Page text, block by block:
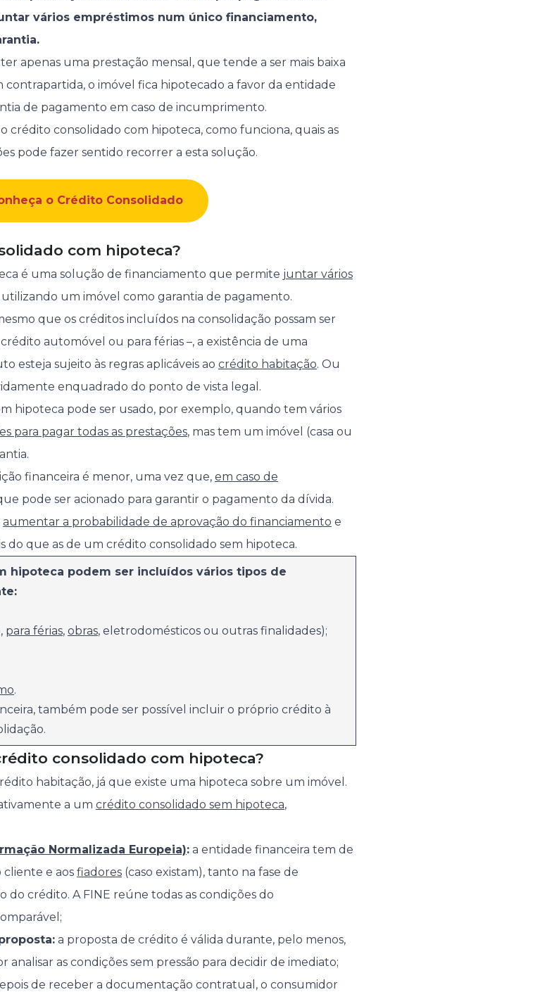
vários empréstimos num único financiamento,
apenas uma prestação mensal, que tende a ser mais baixa
contrapartida, o imóvel fica hipotecado a favor da entidade
de pagamento em caso de incumprimento.
crédito consolidado com hipoteca, como funciona, quais as
pode fazer sentido recorrer a esta solução.
o Crédito Consolidado
com hipoteca?
é uma solução de financiamento que permite juntar vários
utilizando um imóvel como garantia de pagamento.
que os créditos incluídos na consolidação possam ser
automóvel ou para férias –, a existência de uma
esteja sujeito às regras aplicáveis ao crédito habitação. Ou
enquadrado do ponto de vista legal.
hipoteca pode ser usado, por exemplo, quando tem vários
para pagar todas as prestações, mas tem um imóvel (casa ou
financeira é menor, uma vez que, em caso de
pode ser acionado para garantir o pagamento da dívida.
aumentar a probabilidade de aprovação do financiamento e
do que as de um crédito consolidado sem hipoteca.
hipoteca podem ser incluídos vários tipos de
para férias, obras, eletrodomésticos ou outras finalidades);
.
também pode ser possível incluir o próprio crédito à
consolidado com hipoteca?
habitação, já que existe uma hipoteca sobre um imóvel.
a um crédito consolidado sem hipoteca,
Normalizada Europeia): a entidade financeira tem de
e aos fiadores (caso existam), tanto na fase de
do crédito. A FINE reúne todas as condições do
a proposta de crédito é válida durante, pelo menos,
analisar as condições sem pressão para decidir de imediato;
de receber a documentação contratual, o consumidor